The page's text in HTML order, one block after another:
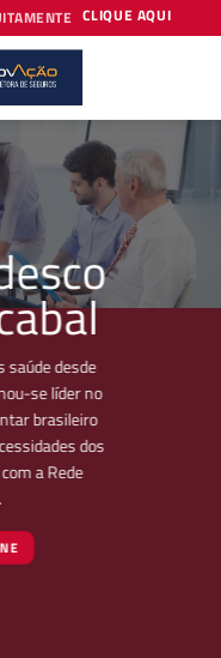
CLIQUE AQUI
saúde desde
se líder no
brasileiro
dos
a Rede